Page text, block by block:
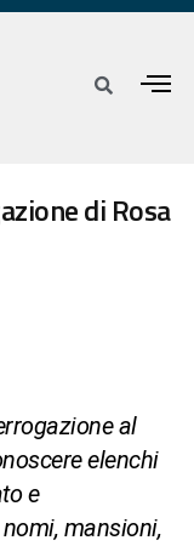
di Rosa
al
elenchi
e
mansioni,